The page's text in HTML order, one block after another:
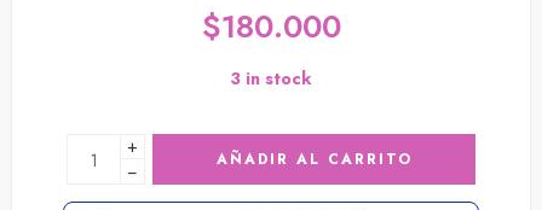
$180.000
3 in stock
+
−
AÑADIR AL CARRITO